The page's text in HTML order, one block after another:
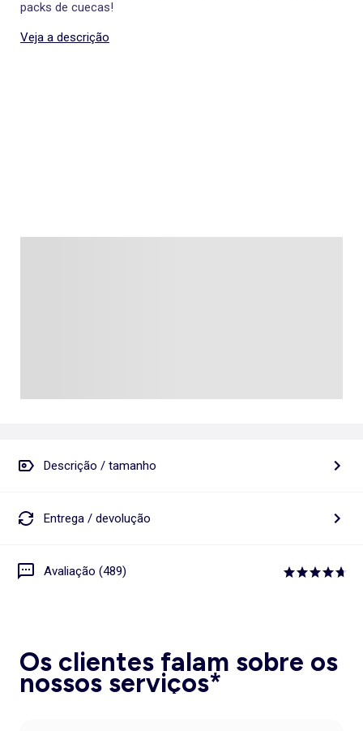
packs de cuecas!
Veja a descrição
Descrição / tamanho
Entrega / devolução
Avaliação (489)
Os clientes falam sobre os
nossos serviços*